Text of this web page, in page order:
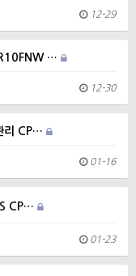
12-29
…
12-30
리 CP…
01-16
CP…
01-23